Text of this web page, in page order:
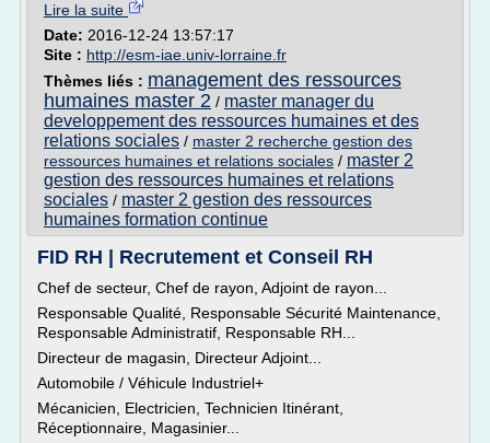
Lire la suite
Date: 2016-12-24 13:57:17
Site : http://esm-iae.univ-lorraine.fr
Thèmes liés : management des ressources
humaines master 2 / master manager du
developpement des ressources humaines et des
relations sociales / master 2 recherche gestion des
ressources humaines et relations sociales / master 2
gestion des ressources humaines et relations
sociales / master 2 gestion des ressources
humaines formation continue
FID RH | Recrutement et Conseil RH
Chef de secteur, Chef de rayon, Adjoint de rayon...
Responsable Qualité, Responsable Sécurité Maintenance,
Responsable Administratif, Responsable RH...
Directeur de magasin, Directeur Adjoint...
Automobile / Véhicule Industriel+
Mécanicien, Electricien, Technicien Itinérant,
Réceptionnaire, Magasinier...